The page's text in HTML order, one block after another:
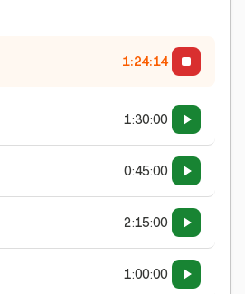
1:24:15
1:30:00
0:45:00
2:15:00
1:00:00